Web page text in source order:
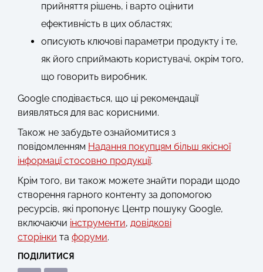
прийняття рішень, і варто оцінити
ефективність в цих областях;
описують ключові параметри продукту і те,
як його сприймають користувачі, окрім того,
що говорить виробник.
Google сподівається, що ці рекомендації
виявляться для вас корисними.
Також не забудьте ознайомитися з
повідомленням Надання покупцям більш якісної
інформацї стосовно продукції.
Крім того, ви також можете знайти поради щодо
створення гарного контенту за допомогою
ресурсів, які пропонує Центр пошуку Google,
включаючи інструменти, довідкові
сторінки та форуми.
ПОДІЛИТИСЯ